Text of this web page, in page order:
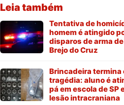
Leia também
Tentativa de
homem é atingido
disparos de arma
Brejo do Cruz
Brincadeira termina
tragédia: aluno é
pá em escola de SP
lesão intracraniana